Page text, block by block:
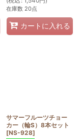
在庫数 20点
カートに入れる
サマーフルーツチョー
カー（輪S）8本セット
[NS-928]